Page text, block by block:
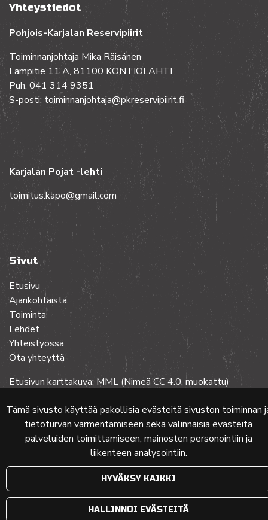
Tämä sivusto käyttää pakollisia evästeitä sivuston toiminnan
tietoturvan varmentamiseen sekä valinnaisia evästeitä
palveluiden toimittamiseen, mainosten personointiin ja
liikenteen analysointiin.
HYVÄKSY KAIKKI
HALLINNOI EVÄSTEITÄ
Yhteystiedot
Pohjois-Karjalan Reservipiirit
Toiminnanjohtaja Mika Räisänen
Lampitie 11 A, 81100 KONTIOLAHTI
Puh. 041 314 9351
S-posti: toiminnanjohtaja@pkreservipiirit.fi
Karjalan Pojat -lehti
toimitus.kapo@gmail.com
Sivut
Etusivu
Ajankohtaista
Toiminta
Lehdet
Yhteistyössä
Ota yhteyttä
Etusivun karttakuva: MML (Nimeä CC 4.0, muokattu)
© 2024 PKMT | VerkkosivuatFlow Oy